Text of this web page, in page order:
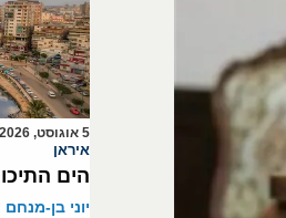
5 אוגוסט, 2026
איראן
הים
יוני בן-מנחם